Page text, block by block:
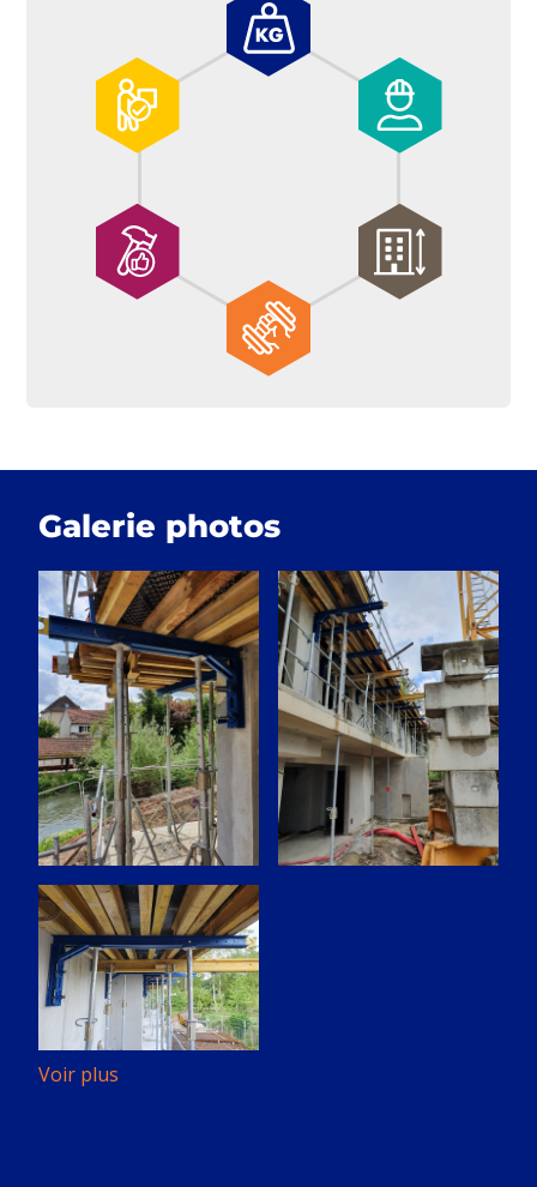
Galerie photos
Voir plus